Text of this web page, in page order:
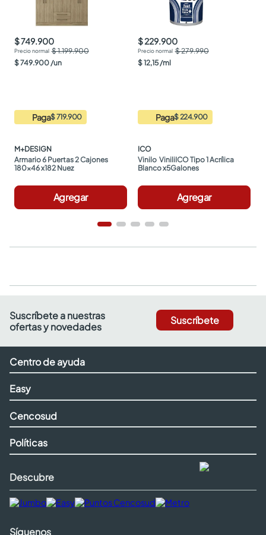
$ 749.900
$ 1.199.900
$749.900 /un
Paga$ 719.900
M+DESIGN
Armario 6 Puertas 2 Cajones
180x46 x182 Nuez
Agregar
$ 229.900
$ 279.990
$12,15 /ml
Paga$ 224.900
ICO
Vinilo  ViniliICO Tipo 1 Acrílica
Blanco x5Galones
Agregar
Suscríbete a nuestras
ofertas y novedades
Suscríbete
Centro de ayuda
Easy
Cencosud
Políticas
Descubre
Síguenos